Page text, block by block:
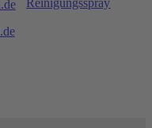
Reinigungsspray